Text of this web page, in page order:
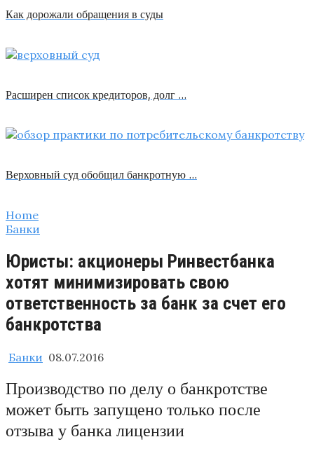
Как дорожали обращения в суды
Расширен список кредиторов, долг …
Верховный суд обобщил банкротную …
Home
Банки
Юристы: акционеры Ринвестбанка
хотят минимизировать свою
ответственность за банк за счет его
банкротства
Банки 08.07.2016
Производство по делу о банкротстве
может быть запущено только после
отзыва у банка лицензии